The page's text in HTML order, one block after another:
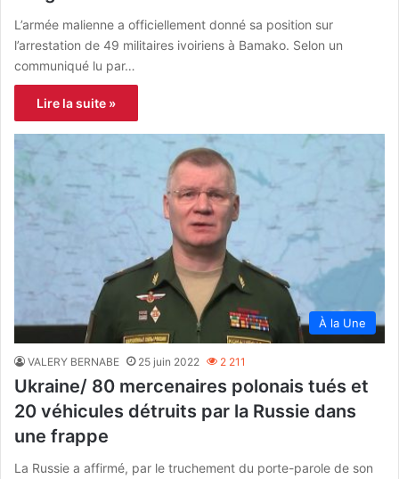
L’armée malienne a officiellement donné sa position sur
l’arrestation de 49 militaires ivoiriens à Bamako. Selon un
communiqué lu par…
Lire la suite »
À la Une
VALERY BERNABE 25 juin 2022 2 211
Ukraine/ 80 mercenaires polonais tués et
20 véhicules détruits par la Russie dans
une frappe
La Russie a affirmé, par le truchement du porte-parole de son